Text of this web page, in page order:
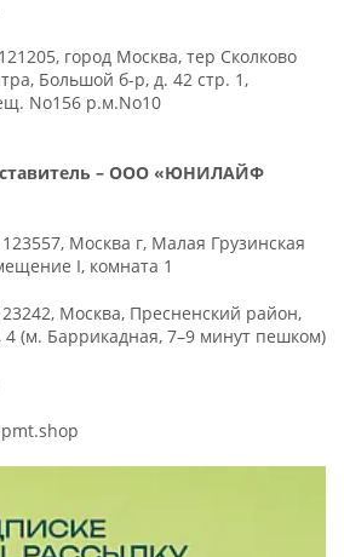
город Москва, тер Сколково
Большой б-р, д. 42 стр. 1,
No156 р.м.No10
– ООО «ЮНИЛАЙФ
Москва г, Малая Грузинская
I, комната 1
Москва, Пресненский район,
4 (м. Баррикадная, 7–9 минут пешком)